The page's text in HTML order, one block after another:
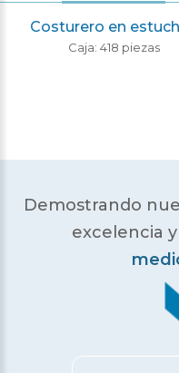
Costurero en
Caja: 418 piezas
Demostrando
excelencia y